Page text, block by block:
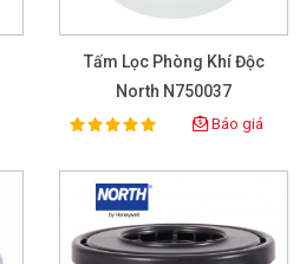
Tấm Lọc Phòng Khí Độc
North N750037
Rating:
100% Báo giá